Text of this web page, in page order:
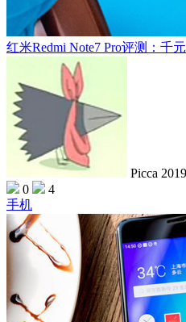
红米Redmi Note7 Pro评测：千
Picca
0
4
手机